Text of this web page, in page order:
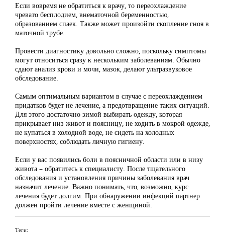
Если вовремя не обратиться к врачу, то переохлаждение
чревато бесплодием, внематочной беременностью,
образованием спаек. Также может произойти скопление гноя в
маточной трубе.
Провести диагностику довольно сложно, поскольку симптомы
могут относиться сразу к нескольким заболеваниям. Обычно
сдают анализ крови и мочи, мазок, делают ультразвуковое
обследование.
Самым оптимальным вариантом в случае с переохлаждением
придатков будет не лечение, а предотвращение таких ситуаций.
Для этого достаточно зимой выбирать одежду, которая
прикрывает низ живот и поясницу, не ходить в мокрой одежде,
не купаться в холодной воде, не сидеть на холодных
поверхностях, соблюдать личную гигиену.
Если у вас появились боли в поясничной области или в низу
живота – обратитесь к специалисту. После тщательного
обследования и установления причины заболевания врач
назначит лечение. Важно понимать, что, возможно, курс
лечения будет долгим. При обнаружении инфекций партнер
должен пройти лечение вместе с женщиной.
Теги: